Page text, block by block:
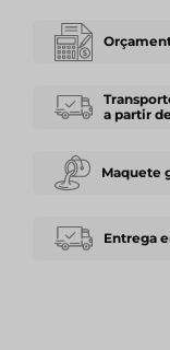
a partir
Maquete
Entrega